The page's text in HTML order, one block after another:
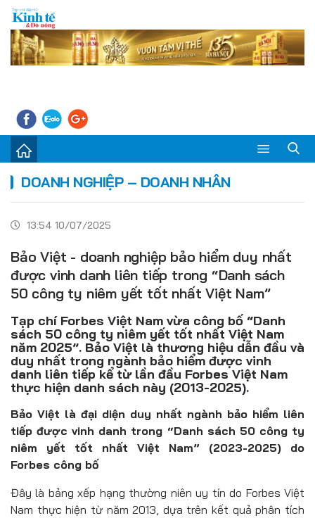
Kinh tế - Tiêu dùng
Đời sống
Thị trường
Doanh nghiệp – Doanh nhân
Đồ uống
Pháp luật
Khoa giáo
Multimedia
DOANH NGHIỆP – DOANH NHÂN
13:54 10/07/2025
Bảo Việt - doanh nghiệp bảo hiểm duy nhất
được vinh danh liên tiếp trong “Danh sách
50 công ty niêm yết tốt nhất Việt Nam”
Tạp chí Forbes Việt Nam vừa công bố “Danh
sách 50 công ty niêm yết tốt nhất Việt Nam
năm 2025”. Bảo Việt là thương hiệu dẫn đầu và
duy nhất trong ngành bảo hiểm được vinh
danh liên tiếp kể từ lần đầu Forbes Việt Nam
thực hiện danh sách này (2013-2025).
Bảo Việt là đại diện duy nhất ngành bảo hiểm liên
tiếp được vinh danh trong “Danh sách 50 công ty
niêm yết tốt nhất Việt Nam” (2023-2025) do
Forbes công bố
Đây là bảng xếp hạng thường niên uy tín do Forbes Việt
Nam thực hiện từ năm 2013, dựa trên kết quả phân tích